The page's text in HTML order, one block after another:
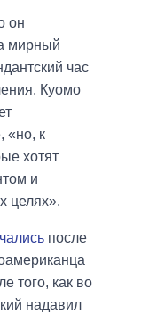
он
мирный
час
Куомо
«но, к
хотят
и
целях».
после
того, как во
надавил